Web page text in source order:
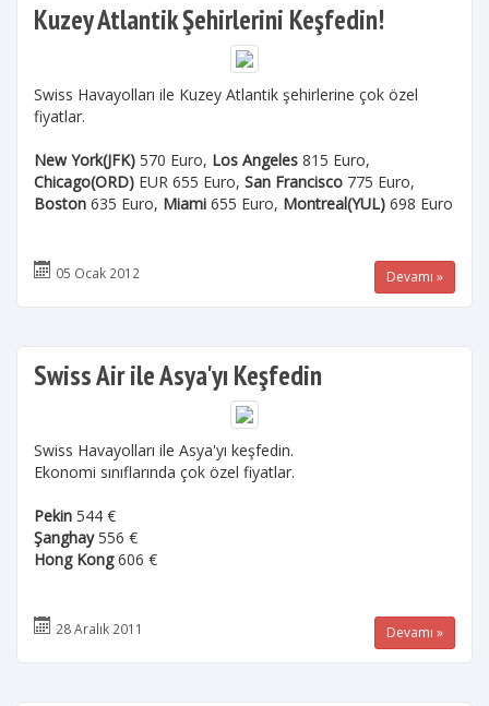
Kuzey Atlantik Şehirlerini Keşfedin!
Swiss Havayolları ile Kuzey Atlantik şehirlerine çok özel
fiyatlar.
New York(JFK) 570 Euro, Los Angeles 815 Euro,
Chicago(ORD) EUR 655 Euro, San Francisco 775 Euro,
Boston 635 Euro, Miami 655 Euro, Montreal(YUL) 698 Euro
05 Ocak 2012 Devamı »
Swiss Air ile Asya'yı Keşfedin
Swiss Havayolları ile Asya'yı keşfedin.
Ekonomi sınıflarında çok özel fiyatlar.
Pekin 544 €
Şanghay556 €
Hong Kong606 €
28 Aralık 2011 Devamı »